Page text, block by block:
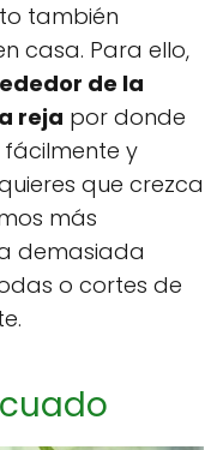
también
casa. Para ello,
de la
reja por donde
y
que crezca
más
demasiada
o cortes de